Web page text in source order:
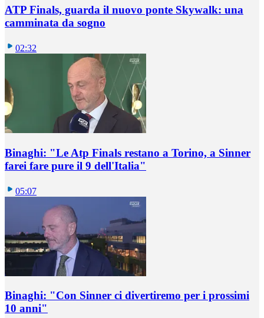
ATP Finals, guarda il nuovo ponte Skywalk: una
camminata da sogno
02:32
Binaghi: "Le Atp Finals restano a Torino, a Sinner
farei fare pure il 9 dell'Italia"
05:07
Binaghi: "Con Sinner ci divertiremo per i prossimi
10 anni"